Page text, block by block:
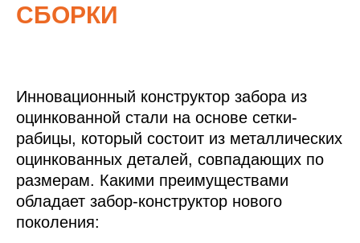
СБОРКИ
Инновационный конструктор забора из
оцинкованной стали на основе сетки-
рабицы, который состоит из металлических
оцинкованных деталей, совпадающих по
размерам. Какими преимуществами
обладает забор-конструктор нового
поколения: